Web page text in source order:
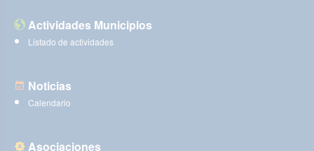
Actividades Municipios
Listado de actividades
Noticias
Calendario
Asociaciones